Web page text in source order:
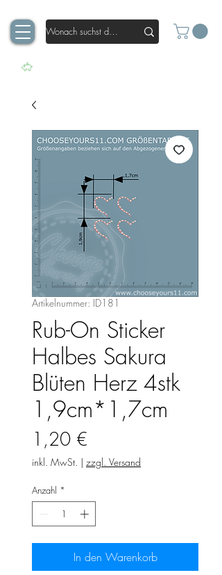
Artikelnummer: ID181
Rub-On Sticker
Halbes Sakura
Blüten Herz 4stk
1,9cm*1,7cm
1,20 €
inkl. MwSt. | zzgl. Versand
Anzahl *
In den Warenkorb